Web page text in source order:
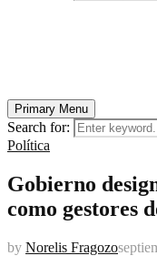
Primary Menu
Search for:
Política
Gobierno
como gestores
by Norelis Fragozo